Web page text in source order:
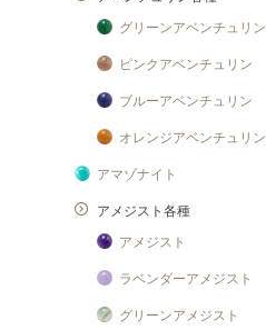
グリーンアベンチュリン
ピンクアベンチュリン
ブルーアベンチュリン
オレンジアベンチュリン
アマゾナイト
アメジスト各種
アメジスト
ラベンダーアメジスト
グリーンアメジスト